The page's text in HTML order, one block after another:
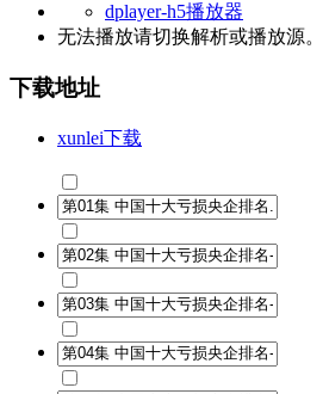
dplayer-h5播放器
无法播放请切换解析或播放源。
下载地址
xunlei下载